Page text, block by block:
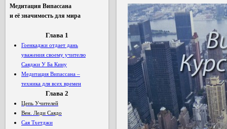
Медитация Випассана
и её значимость для мира
Глава 1
Гоенкаджи отдает дань
уважения своему учителю
Саяджи У Ба Кину
Медитация Випассана –
техника для всех времен
Глава 2
Цепь Учителей
Вен. Леди Саядо
Сая Тхетджи